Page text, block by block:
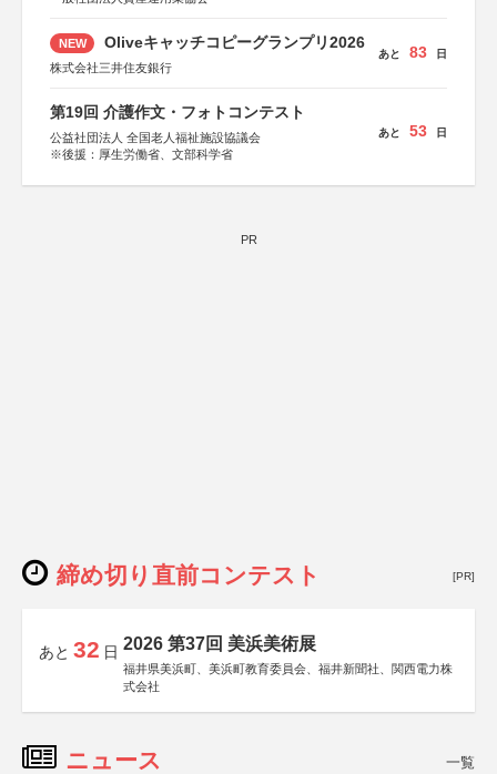
NEW Oliveキャッチコピーグランプリ2026
株式会社三井住友銀行
あと 83 日
第19回 介護作文・フォトコンテスト
公益社団法人 全国老人福祉施設協議会
※後援：厚生労働省、文部科学省
あと 53 日
PR
締め切り直前コンテスト [PR]
あと 32 日 2026 第37回 美浜美術展
福井県美浜町、美浜町教育委員会、福井新聞社、関西電力株
式会社
ニュース 一覧